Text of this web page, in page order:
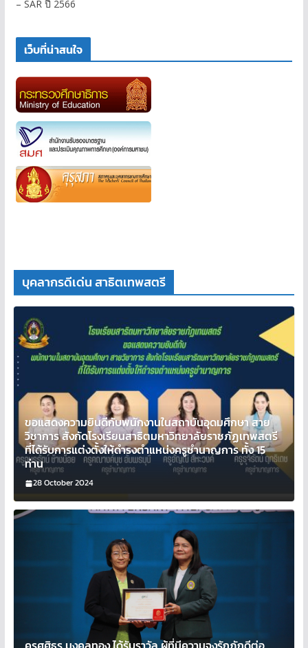
– SAR ปี 2566
เว็บที่น่าสนใจ
บุคลากรดีเด่น สาธิตเทพสตรี
ขอแสดงความยินดีกับพนักงานในสถาบันอุดมศึกษา สาย
วิชาการ สังกัดโรงเรียนสาธิตมหาวิทยาลัยราชภัฏเทพสตรี
ที่ได้รับการแต่งตั้งให้ดำรงตำแหน่งครูชำนาญการ ทั้ง 15
ท่าน
28 October 2024